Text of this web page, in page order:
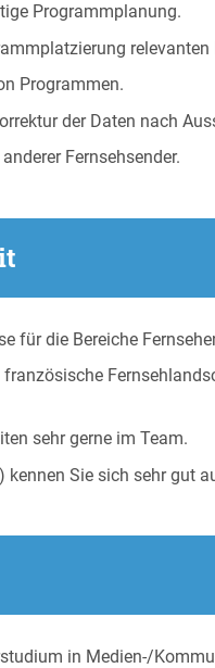
Programmplanung.
Programmen.
der Daten nach
Fernsehsender.
für die Bereiche
sehr gerne im Team.
Sie sich sehr gut
in Medien-/